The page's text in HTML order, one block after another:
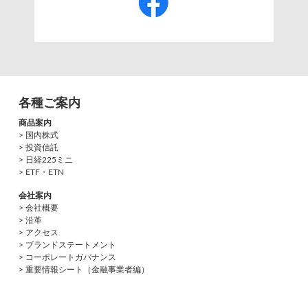
各種ご案内
商品案内
> 国内株式
> 投資信託
> 日経225ミニ
> ETF・ETN
会社案内
> 会社概要
> 沿革
> アクセス
> ブランドステートメント
> コーポレートガバナンス
> 重要情報シート（金融事業者編）